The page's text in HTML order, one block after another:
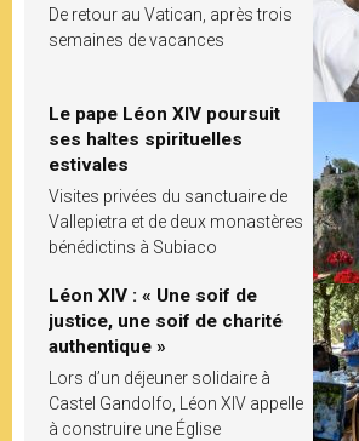
De retour au Vatican, après trois
semaines de vacances
Le pape Léon XIV poursuit
ses haltes spirituelles
estivales
Visites privées du sanctuaire de
Vallepietra et de deux monastères
bénédictins à Subiaco
Léon XIV : « Une soif de
justice, une soif de charité
authentique »
Lors d’un déjeuner solidaire à
Castel Gandolfo, Léon XIV appelle
à construire une Église